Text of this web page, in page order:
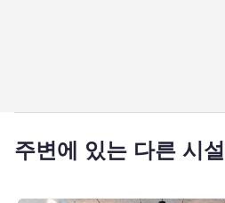
주변에 있는 다른 시설